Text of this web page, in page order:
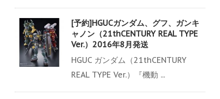
[予約]HGUCガンダム、グフ、ガンキ
ャノン（21thCENTURY REAL TYPE
Ver.）2016年8月発送
HGUC ガンダム（21thCENTURY
REAL TYPE Ver.）『機動 ...